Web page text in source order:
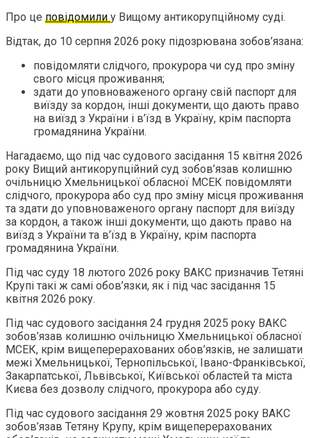
Про це повідомилиу Вищому антикорупційному суді.
Відтак, до 10 серпня 2026 року підозрювана зобов’язана:
повідомляти слідчого, прокурора чи суд про зміну
свого місця проживання;
здати до уповноваженого органу свій паспорт для
виїзду за кордон, інші документи, що дають право
на виїзд з України і в’їзд в Україну, крім паспорта
громадянина України.
Нагадаємо, що під час судового засідання 15 квітня 2026
року Вищий антикорупційний суд зобов’язав колишню
очільницю Хмельницької обласної МСЕК повідомляти
слідчого, прокурора або суд про зміну місця проживання
та здати до уповноваженого органу паспорт для виїзду
за кордон, а також інші документи, що дають право на
виїзд з України та в’їзд в Україну, крім паспорта
громадянина України.
Під час суду 18 лютого 2026 року ВАКС призначив Тетяні
Крупі такі ж самі обов’язки, як і під час засідання 15
квітня 2026 року.
Під час судового засідання 24 грудня 2025 року ВАКС
зобов’язав колишню очільницю Хмельницької обласної
МСЕК, крім вищеперерахованих обов’язків, не залишати
межі Хмельницької, Тернопільської, Івано-Франківської,
Закарпатської, Львівської, Київської областей та міста
Києва без дозволу слідчого, прокурора або суду.
Під час судового засідання 29 жовтня 2025 року ВАКС
зобов’язав Тетяну Крупу, крім вищеперерахованих